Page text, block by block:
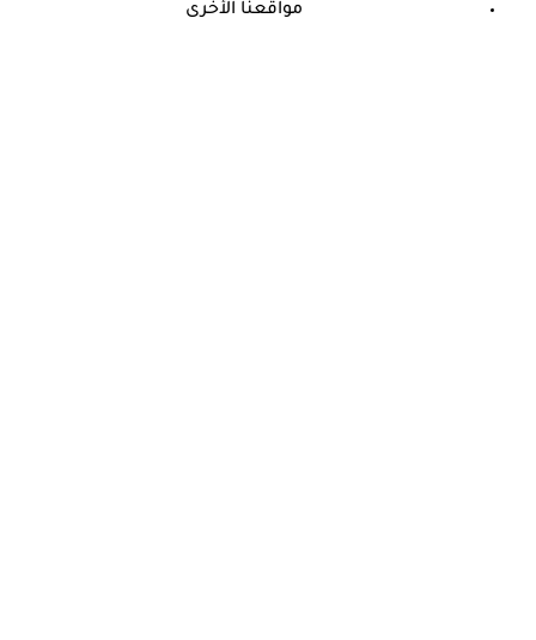
مواقعنا الأخرى